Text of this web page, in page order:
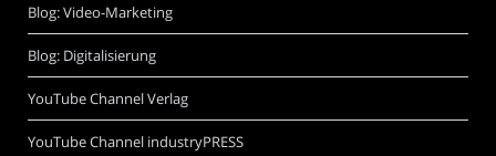
Blog: Video-Marketing
Blog: Digitalisierung
YouTube Channel Verlag
YouTube Channel industryPRESS